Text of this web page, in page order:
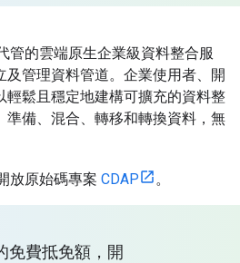
管的雲端原生企業級資料整合服
及管理資料管道。企業使用者、開
輕鬆且穩定地建構可擴充的資料整
準備、混合、轉移和轉換資料，無
放原始碼專案 CDAP 。
免費抵免額，開